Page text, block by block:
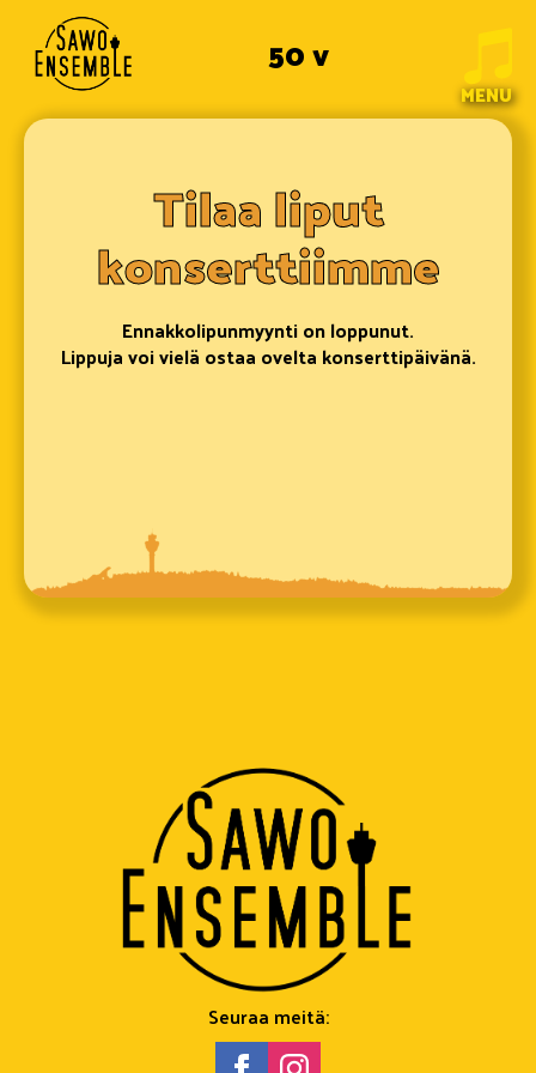
50 v
MENU
Tilaa liput
konserttiimme
Ennakkolipunmyynti on loppunut.
Lippuja voi vielä ostaa ovelta konserttipäivänä.
Seuraa meitä: